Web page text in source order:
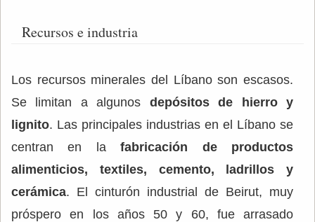
Recursos e industria
Los recursos minerales del Líbano son escasos.
Se limitan a algunos depósitos de hierro y
lignito. Las principales industrias en el Líbano se
centran en lafabricación de productos
alimenticios, textiles, cemento, ladrillos y
cerámica. El cinturón industrial de Beirut, muy
próspero en los años 50 y 60, fue arrasado